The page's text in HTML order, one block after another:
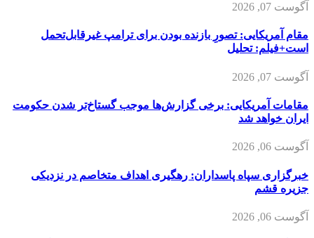
آگوست 07, 2026
مقام آمریکایی: تصورِ بازنده بودن برای ترامپ غیرقابل‌تحمل
است+فیلم: تحلیل
آگوست 07, 2026
مقامات آمریکایی: برخی گزارش‌ها موجب گستاخ‌تر شدن حکومت
ایران خواهد شد
آگوست 06, 2026
خبرگزاری سپاه پاسداران: رهگیری اهداف متخاصم در نزدیکی
جزیره قشم
آگوست 06, 2026